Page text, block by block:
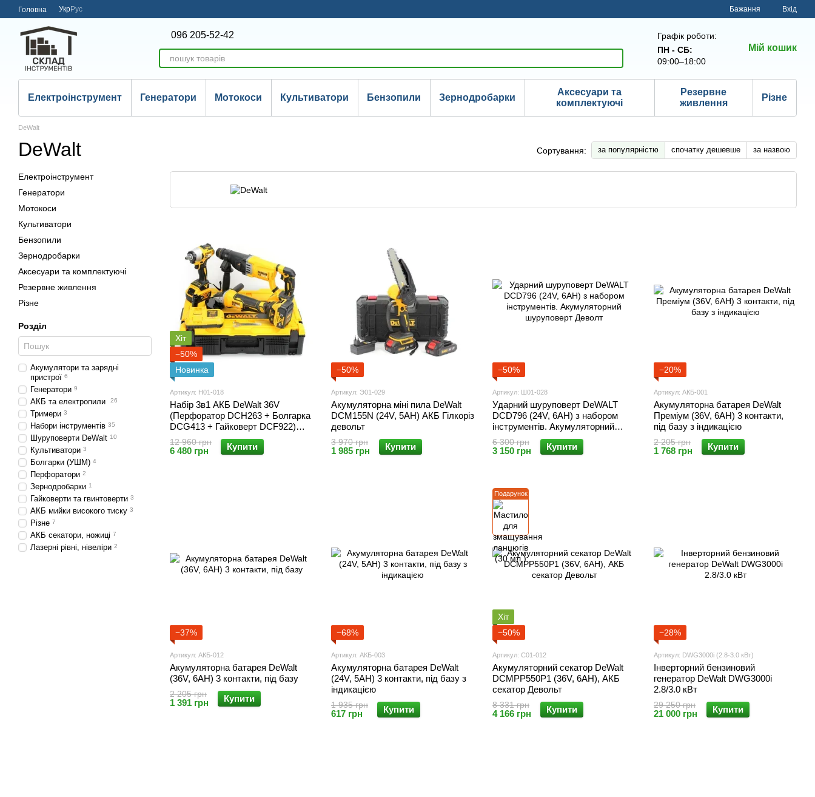
Перейти до основного контенту
Головна УкрРус Бажання Вхід
096 205-52-42
Графік роботи:
ПН - СБ:
09:00–18:00
Мій кошик
Електроінструмент Генератори Мотокоси Культиватори Бензопили Зернодробарки
Аксесуари та
комплектуючі
Резервне
живлення
Різне
DeWalt
DeWalt Сортування: за популярністю спочатку дешевше за назвою
Хіт
−50%
Новинка
Артикул: Н01-018
Набір 3в1 АКБ DeWalt 36V
(Перфоратор DCH263 + Болгарка
DCG413 + Гайковерт DCF922)
Набір 3в1 Девольт
12 960 грн
6 480 грн Купити
−50%
Артикул: Э01-029
Акумуляторна міні пила DeWalt
DCM155N (24V, 5AH) АКБ Гілкоріз
девольт
3 970 грн
1 985 грн Купити
−50%
Артикул: Ш01-028
Ударний шуруповерт DeWALT
DCD796 (24V, 6AH) з набором
інструментів. Акумуляторний
шуруповерт Деволт
6 300 грн
3 150 грн Купити
−20%
Артикул: АКБ-001
Акумуляторна батарея DeWalt
Преміум (36V, 6AH) 3 контакти,
під базу з індикацією
2 205 грн
1 768 грн Купити
−37%
Артикул: АКБ-012
Акумуляторна батарея DeWalt
(36V, 6AH) 3 контакти, під базу
2 205 грн
1 391 грн Купити
−68%
Артикул: АКБ-003
Акумуляторна батарея DeWalt
(24V, 5AH) 3 контакти, під базу з
індикацією
1 935 грн
617 грн Купити
Подарунок
Хіт
−50%
Артикул: С01-012
Акумуляторний секатор DeWalt
DCMPP550P1 (36V, 6AH), АКБ
секатор Девольт
8 331 грн
4 166 грн Купити
−28%
Артикул: DWG3000i (2.8-3.0 кВт)
Інверторний бензиновий
генератор DeWalt DWG3000i
2.8/3.0 кВт
29 250 грн
21 000 грн Купити
Електроінструмент
Генератори
Мотокоси
Культиватори
Бензопили
Зернодробарки
Аксесуари та комплектуючі
Резервне живлення
Різне
Розділ
Акумулятори та зарядні
пристрої 6
Генератори 9
АКБ та електропили 26
Тримери 3
Набори інструментів 35
Шуруповерти DeWalt 10
Культиватори 3
Болгарки (УШМ) 4
Перфоратори 2
Зернодробарки 1
Гайковерти та гвинтоверти 3
АКБ мийки високого тиску 3
Різне 7
АКБ секатори, ножиці 7
Лазерні рівні, нівеліри 2